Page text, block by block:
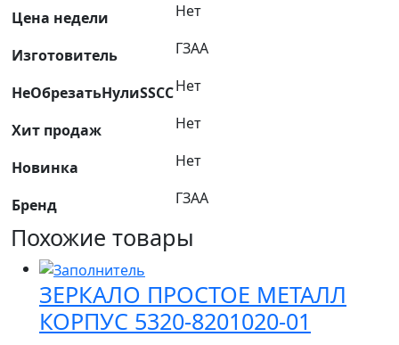
Цена недели Нет
Изготовитель ГЗАА
НеОбрезатьНулиSSCCНет
Хит продаж Нет
Новинка Нет
Бренд ГЗАА
Похожие товары
ЗЕРКАЛО ПРОСТОЕ МЕТАЛЛ
КОРПУС 5320-8201020-01